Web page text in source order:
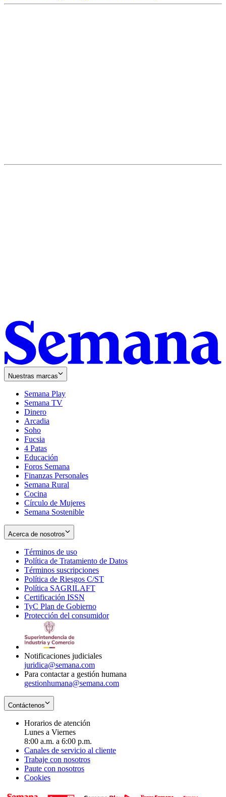
Nuestras marcas
Semana Play
Semana TV
Dinero
Arcadia
Soho
in
new
window
Fucsia
in
new
window
4 Patas
Educación
Foros Semana
Finanzas Personales
Semana Rural
Cocina
Círculo de Mujeres
Semana Sostenible
Acerca de nosotros
Términos de uso
in
new
window
Política de Tratamiento de Datos
Términos suscripciones
in
Política de Riesgos C/ST
Política SAGRILAFT
new
window
Certificación ISSN
in
new
TyC Plan de Gobierno
in
Protección del consumidorOpens
Notificaciones judiciales
juridica@semana.com
Para contactar a gestión humana
gestionhumana@semana.com
Contáctenos
Horarios de atención
Lunes a Viernes
8:00 a.m. a 6:00 p.m.
Canales de servicio al cliente
Trabaje con nosotros
Paute con nosotros
Cookies